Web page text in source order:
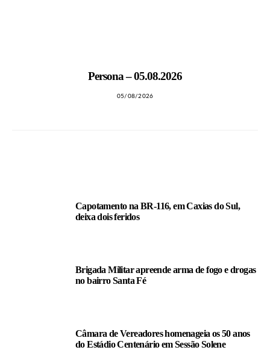
Persona – 05.08.2026
05/08/2026
Capotamento na BR-116, em Caxias do Sul,
deixa dois feridos
Brigada Militar apreende arma de fogo e drogas
no bairro Santa Fé
Câmara de Vereadores homenageia os 50 anos
do Estádio Centenário em Sessão Solene